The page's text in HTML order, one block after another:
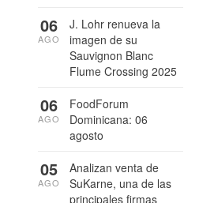
J. Lohr renueva la
imagen de su
Sauvignon Blanc
Flume Crossing 2025
06
AGO
FoodForum
Dominicana: 06
agosto
06
AGO
Analizan venta de
SuKarne, una de las
principales firmas
05
AGO